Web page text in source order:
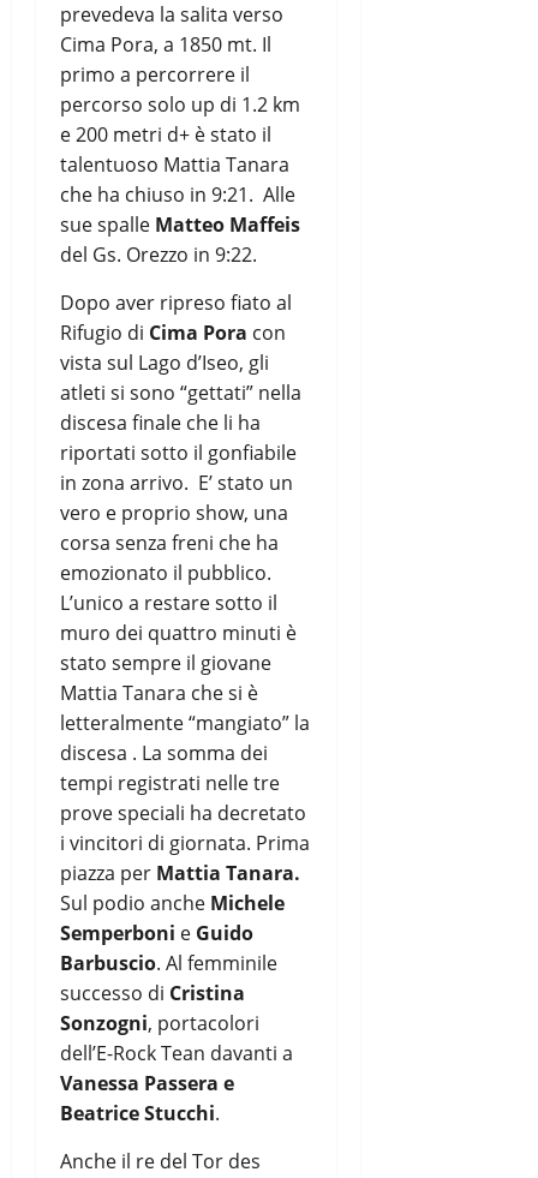
prevedeva la salita verso
Cima Pora, a 1850 mt. Il
primo a percorrere il
percorso solo up di 1.2 km
e 200 metri d+ è stato il
talentuoso Mattia Tanara
che ha chiuso in 9:21. Alle
sue spalle Matteo Maffeis
del Gs. Orezzo in 9:22.
Dopo aver ripreso fiato al
Rifugio di Cima Pora con
vista sul Lago d’Iseo, gli
atleti si sono “gettati” nella
discesa finale che li ha
riportati sotto il gonfiabile
in zona arrivo. E’ stato un
vero e proprio show, una
corsa senza freni che ha
emozionato il pubblico.
L’unico a restare sotto il
muro dei quattro minuti è
stato sempre il giovane
Mattia Tanara che si è
letteralmente “mangiato” la
discesa . La somma dei
tempi registrati nelle tre
prove speciali ha decretato
i vincitori di giornata. Prima
piazza per Mattia Tanara.
Sul podio anche Michele
Semperboni e Guido
Barbuscio. Al femminile
successo di Cristina
Sonzogni, portacolori
dell’E-Rock Tean davanti a
Vanessa Passera e
Beatrice Stucchi.
Anche il re del Tor des